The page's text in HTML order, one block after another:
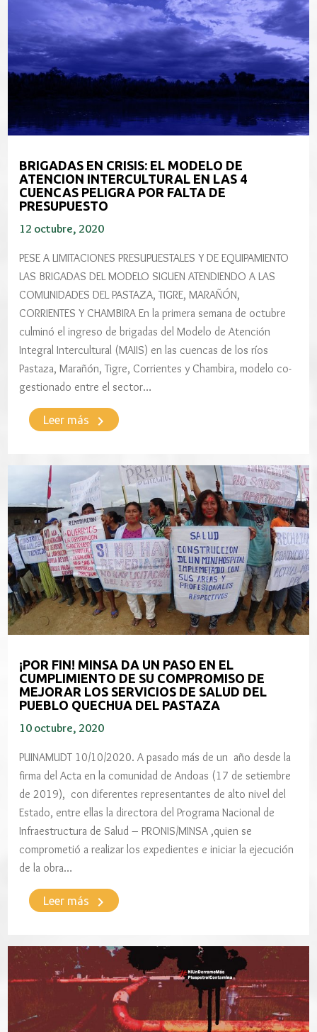
BRIGADAS EN CRISIS: EL MODELO DE
ATENCION INTERCULTURAL EN LAS 4
CUENCAS PELIGRA POR FALTA DE
PRESUPUESTO
12 octubre, 2020
PESE A LIMITACIONES PRESUPUESTALES Y DE EQUIPAMIENTO
LAS BRIGADAS DEL MODELO SIGUEN ATENDIENDO A LAS
COMUNIDADES DEL PASTAZA, TIGRE, MARAÑÓN,
CORRIENTES Y CHAMBIRA En la primera semana de octubre
culminó el ingreso de brigadas del Modelo de Atención
Integral Intercultural (MAIIS) en las cuencas de los ríos
Pastaza, Marañón, Tigre, Corrientes y Chambira, modelo co-
gestionado entre el sector…
Leer más keyboard_arrow_right
¡POR FIN! MINSA DA UN PASO EN EL
CUMPLIMIENTO DE SU COMPROMISO DE
MEJORAR LOS SERVICIOS DE SALUD DEL
PUEBLO QUECHUA DEL PASTAZA
10 octubre, 2020
PUINAMUDT 10/10/2020. A pasado más de un año desde la
firma del Acta en la comunidad de Andoas (17 de setiembre
de 2019), con diferentes representantes de alto nivel del
Estado, entre ellas la directora del Programa Nacional de
Infraestructura de Salud – PRONIS/MINSA ,quien se
comprometió a realizar los expedientes e iniciar la ejecución
de la obra…
Leer más keyboard_arrow_right